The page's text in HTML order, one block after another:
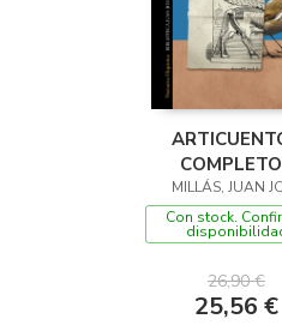
MILLÁS, JUAN
Con stock.
26,90 €
25,56 €